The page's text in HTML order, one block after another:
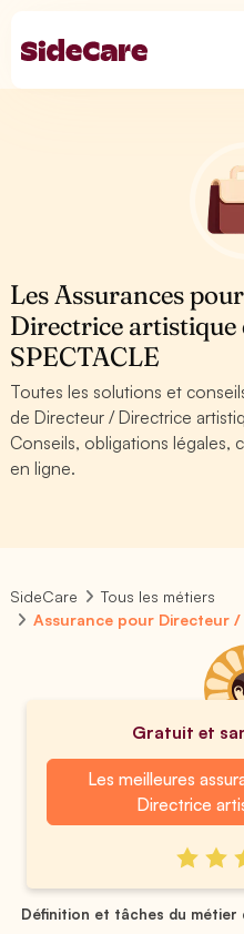
Les Assurances
Directrice artistique
SPECTACLE
Toutes les solutions et
de Directeur / Directrice
Conseils, obligations légales,
en ligne.
SideCare
Tous les métiers
Assurance pour Directeur
Gratuit et
Les meilleures
Directrice
Définition et tâches du